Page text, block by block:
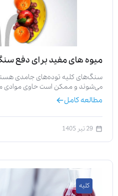
میوه های مفید برای دفع
سنگ‌های کلیه توده‌های جامدی
می‌شوند و ممکن است حاوی موادی
مطالعه کامل
29 تیر 1405
کلیه